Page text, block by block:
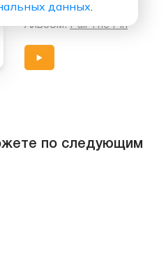
Альбом:Pull The Pin
по следующим
данных.